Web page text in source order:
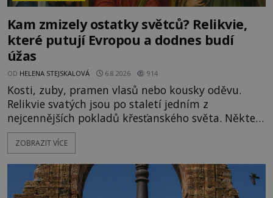
Kam zmizely ostatky světců? Relikvie,
které putují Evropou a dodnes budí
úžas
OD HELENA STEJSKALOVÁ 6.8.2026 914
Kosti, zuby, pramen vlasů nebo kousky oděvu.
Relikvie svatých jsou po staletí jedním z
nejcennějších pokladů křesťanského světa. Některé
mají pečlivě doloženou historii, jiné provází
záhady, krádeže i nečekané objevy. Jejich osudy
o skutečné historické události. Ve středověké
Evropě mají relikvie mimořádnou hodnotu. Nejsou
ZOBRAZIT VÍCE